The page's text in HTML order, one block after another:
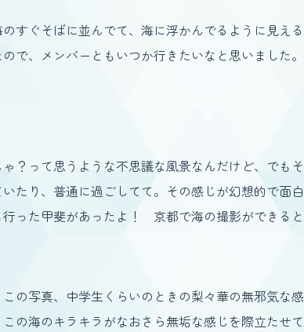
すぐそばに並んでて、海に浮かんでるように見える
で、メンバーともいつか行きたいなと思いました。
？って思うような不思議な風景なんだけど、でもそ
たり、普通に過ごしてて。その感じが幻想的で面白
った甲斐があったよ！ 京都で海の撮影ができると
の写真、中学生くらいのときの梨々華の無邪気な感
の海のキラキラがなおさら無垢な感じを際立たせて